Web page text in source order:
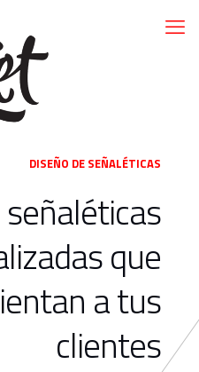
DISEÑO DE SEÑALÉTICAS
que
a tus
clientes